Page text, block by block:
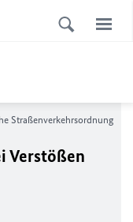
Straßenverkehrsordnung
Verstößen